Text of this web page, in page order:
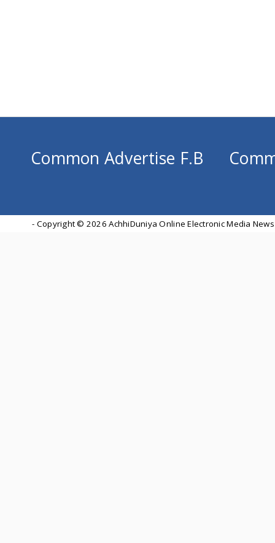
Common Advertise F.B
- Copyright © 2026 AchhiDuniya Online Electronic Media